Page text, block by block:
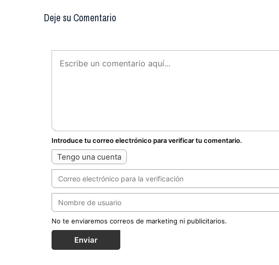
Deje su Comentario
Introduce tu correo electrónico para verificar tu comentario.
Tengo una cuenta
No te enviaremos correos de marketing ni publicitarios.
Enviar